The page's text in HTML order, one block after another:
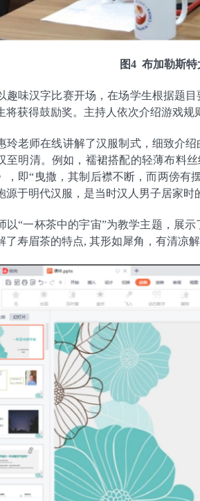
图4 布加勒斯
趣味汉字比赛开场，在场学生根据题
将获得鼓励奖。主持人依次介绍游戏
玲老师在线讲解了汉服制式，细致介绍
至明清。例如， 襦裙搭配的轻薄布料丝
，即“曳撒，其制后襟不断，而两傍
源于明代汉服，是当时汉人男子居家时
以“一杯茶中的宇宙”为教学主题，展
了寿眉茶的特点, 其形如犀角，有清凉